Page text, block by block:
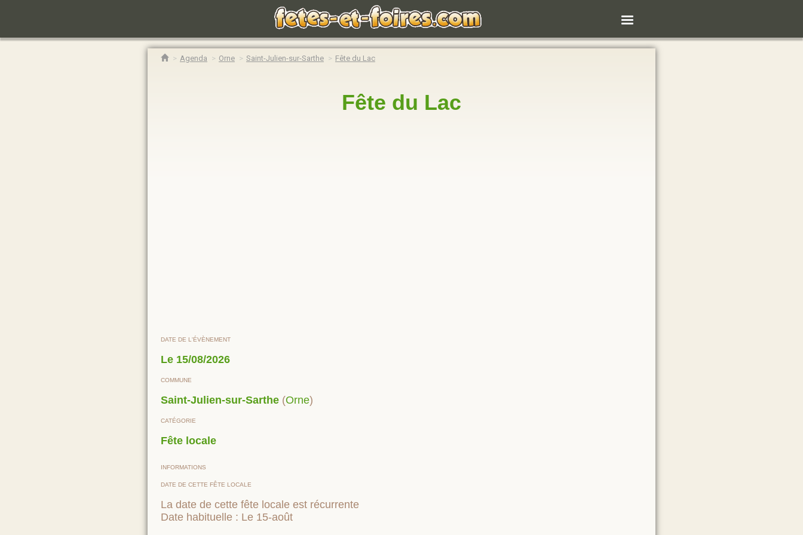
Agenda Orne Saint-Julien-sur-Sarthe Fête du Lac
Fête du Lac
DATE DE L'ÉVÈNEMENT
Le 15/08/2026
COMMUNE
Saint-Julien-sur-Sarthe (Orne)
CATÉGORIE
Fête locale
INFORMATIONS
DATE DE CETTE FÊTE LOCALE
La date de cette fête locale est récurrente
Date habituelle : Le 15-août